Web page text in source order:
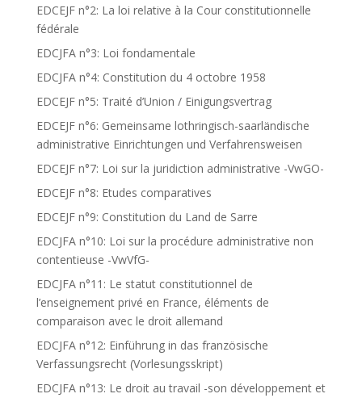
EDCEJF n°2: La loi relative à la Cour constitutionnelle
fédérale
EDCJFA n°3: Loi fondamentale
EDCJFA n°4: Constitution du 4 octobre 1958
EDCEJF n°5: Traité d’Union / Einigungsvertrag
EDCEJF n°6: Gemeinsame lothringisch-saarländische
administrative Einrichtungen und Verfahrensweisen
EDCEJF n°7: Loi sur la juridiction administrative -VwGO-
EDCEJF n°8: Etudes comparatives
EDCEJF n°9: Constitution du Land de Sarre
EDCJFA n°10: Loi sur la procédure administrative non
contentieuse -VwVfG-
EDCJFA n°11: Le statut constitutionnel de
l’enseignement privé en France, éléments de
comparaison avec le droit allemand
EDCJFA n°12: Einführung in das französische
Verfassungsrecht (Vorlesungsskript)
EDCJFA n°13: Le droit au travail -son développement et